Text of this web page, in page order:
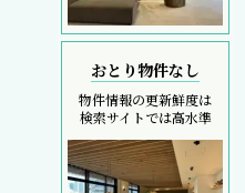
おとり物件なし
物件情報の更新鮮度は
検索サイトでは高水準